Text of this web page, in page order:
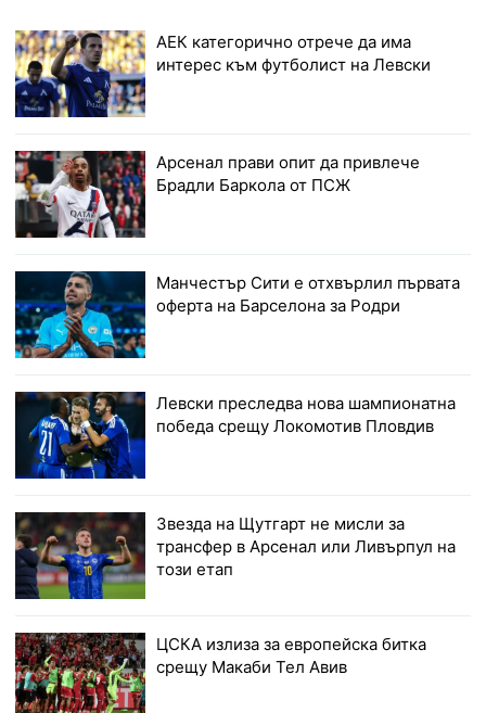
АЕК категорично отрече да има
интерес към футболист на Левски
Арсенал прави опит да привлече
Брадли Баркола от ПСЖ
Манчестър Сити е отхвърлил първата
оферта на Барселона за Родри
Левски преследва нова шампионатна
победа срещу Локомотив Пловдив
Звезда на Щутгарт не мисли за
трансфер в Арсенал или Ливърпул на
този етап
ЦСКА излиза за европейска битка
срещу Макаби Тел Авив